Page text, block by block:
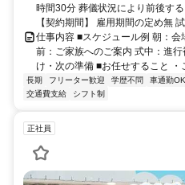
時間30分 葬儀状況により前後す
【契約期間】 雇用期間の定め無
仕事内容 ■スケジュール例 朝：
前：ご家族へのご案内 式中：進
け・次の準備 ■お任せすること ・
長期 フリーター歓迎 学歴不問 車通勤OK
交通費支給
シフト制
正社員